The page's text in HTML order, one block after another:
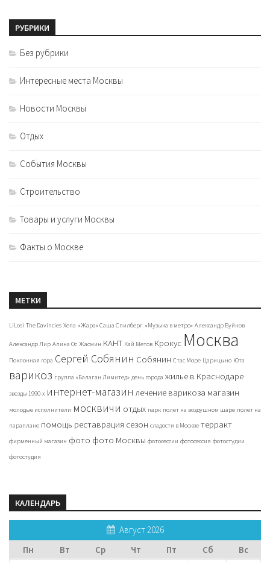
РУБРИКИ
Без рубрики
Интересные места Москвы
Новости Москвы
Отдых
События Москвы
Строительство
Товары и услуги Москвы
Факты о Москве
МЕТКИ
LiLosi The Davincies Xena «Жара» Саша Спилберг «Музыка в метро» Александр Буйнов
Александр Лир Алина Ос Жасмин КАНТ Кай Метов Крокус Москва
Поклонная гора Сергей Собянин Собянин Стас Море Царицыно Юта
варикоз группа «Балаган Лимитед» день города жилье в Краснодаре
звезды 1990-х интернет-магазин лечение варикоза магазин
молодые исполнители москвичи отдых парк полет на воздушном шаре полет на
параплане помощь реставрация сезон сладости в Москве терракт
фирменный магазин фото фото Москвы фотосессии фотосессия фотостудии
фотостудия
КАЛЕНДАРЬ
Август 2026
Пн
Вт Ср Чт Пт Сб Вс